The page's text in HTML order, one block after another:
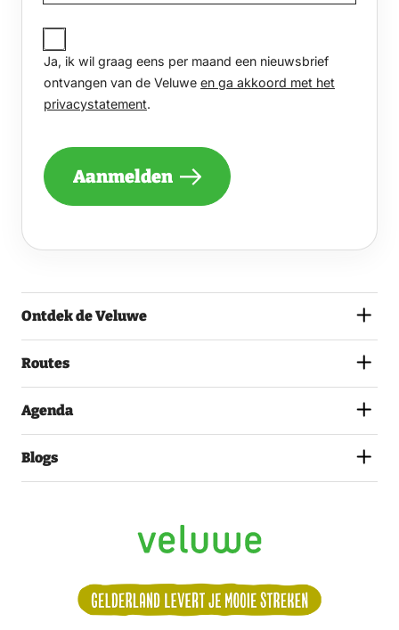
JA,
IK
WIL
GRAAG
EENS
PER
EEN
ONTVANGEN
EN
HET
Ja, ik wil graag eens per maand een nieuwsbrief
ontvangen van de Veluwe en ga akkoord met het
privacystatement.
Aanmelden
Ontdek de Veluwe
Routes
Agenda
Blogs